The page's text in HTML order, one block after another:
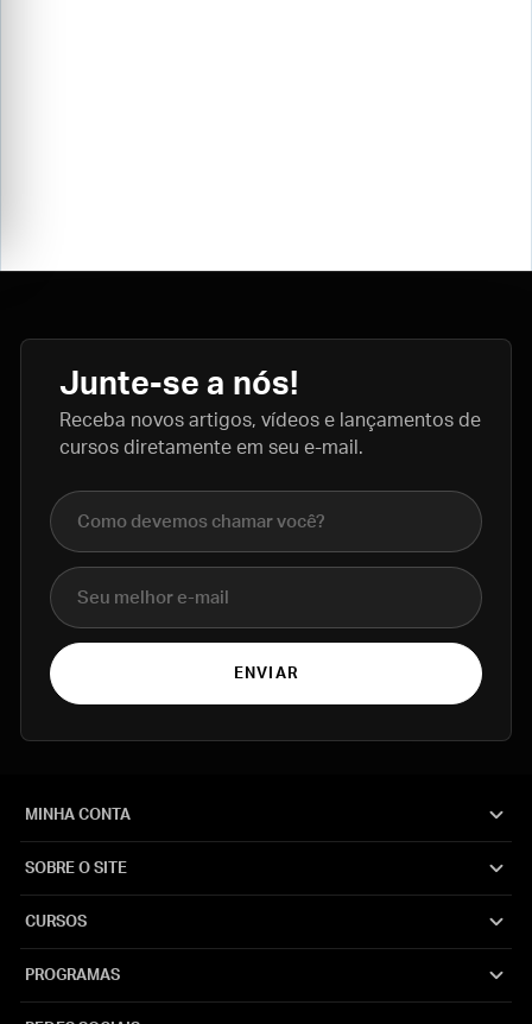
Junte-se a nós!
Receba novos artigos, vídeos e lançamentos de
cursos diretamente em seu e-mail.
Nome completo
E-mail
ENVIAR
MINHA CONTA
SOBRE O SITE
CURSOS
PROGRAMAS